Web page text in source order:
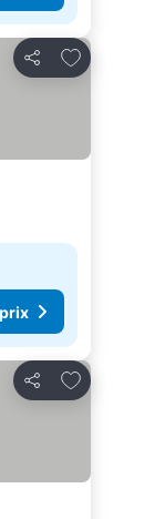
Partager
Ajouter à
Partager
Ajouter à